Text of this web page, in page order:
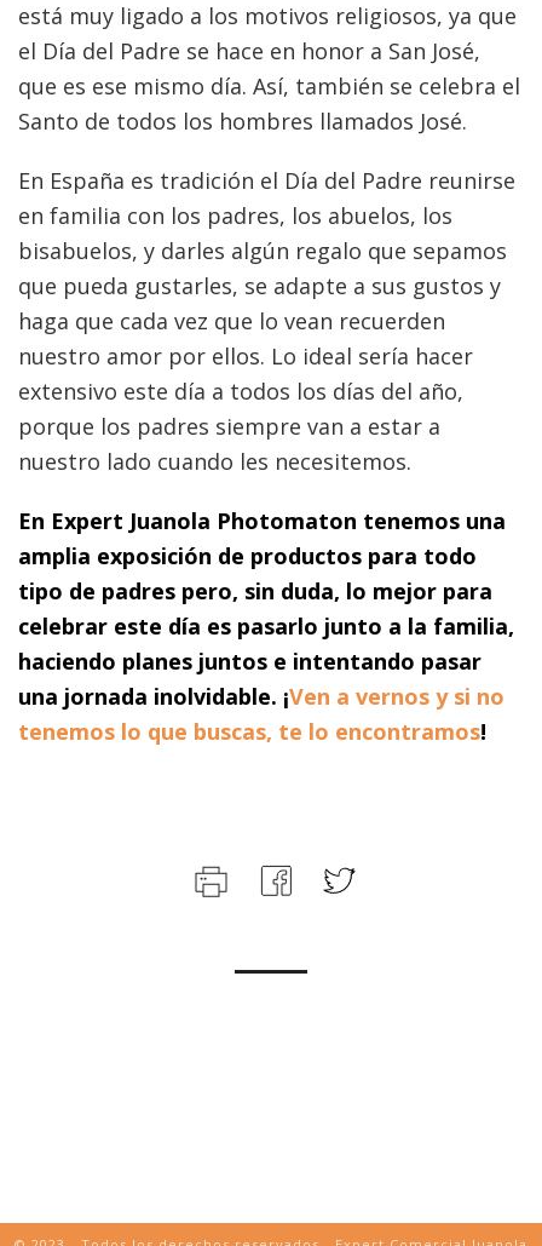
está muy ligado a los motivos religiosos, ya que
el Día del Padre se hace en honor a San José,
que es ese mismo día. Así, también se celebra el
Santo de todos los hombres llamados José.
En España es tradición el Día del Padre reunirse
en familia con los padres, los abuelos, los
bisabuelos, y darles algún regalo que sepamos
que pueda gustarles, se adapte a sus gustos y
haga que cada vez que lo vean recuerden
nuestro amor por ellos. Lo ideal sería hacer
extensivo este día a todos los días del año,
porque los padres siempre van a estar a
nuestro lado cuando les necesitemos.
En Expert Juanola Photomaton tenemos una
amplia exposición de productos para todo
tipo de padres pero, sin duda, lo mejor para
celebrar este día es pasarlo junto a la familia,
haciendo planes juntos e intentando pasar
una jornada inolvidable. ¡Ven a vernos y si no
tenemos lo que buscas, te lo encontramos!